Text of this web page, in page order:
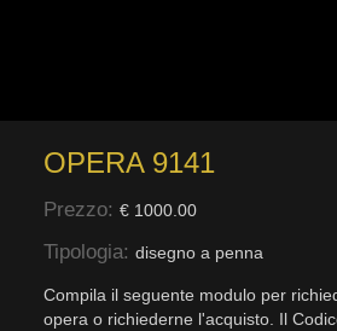
OPERA 9141
Prezzo: € 1000.00
Tipologia: disegno a penna
Compila il seguente modulo per
opera o richiederne l'acquisto. Il